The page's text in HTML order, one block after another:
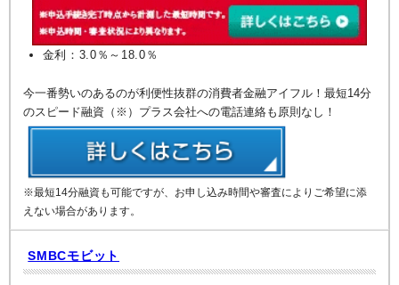
金利：3.0％～18.0％
今一番勢いのあるのが利便性抜群の消費者金融アイフル！最短14分
のスピード融資（※）プラス会社への電話連絡も原則なし！
※最短14分融資も可能ですが、お申し込み時間や審査によりご希望に添
えない場合があります。
SMBCモビット